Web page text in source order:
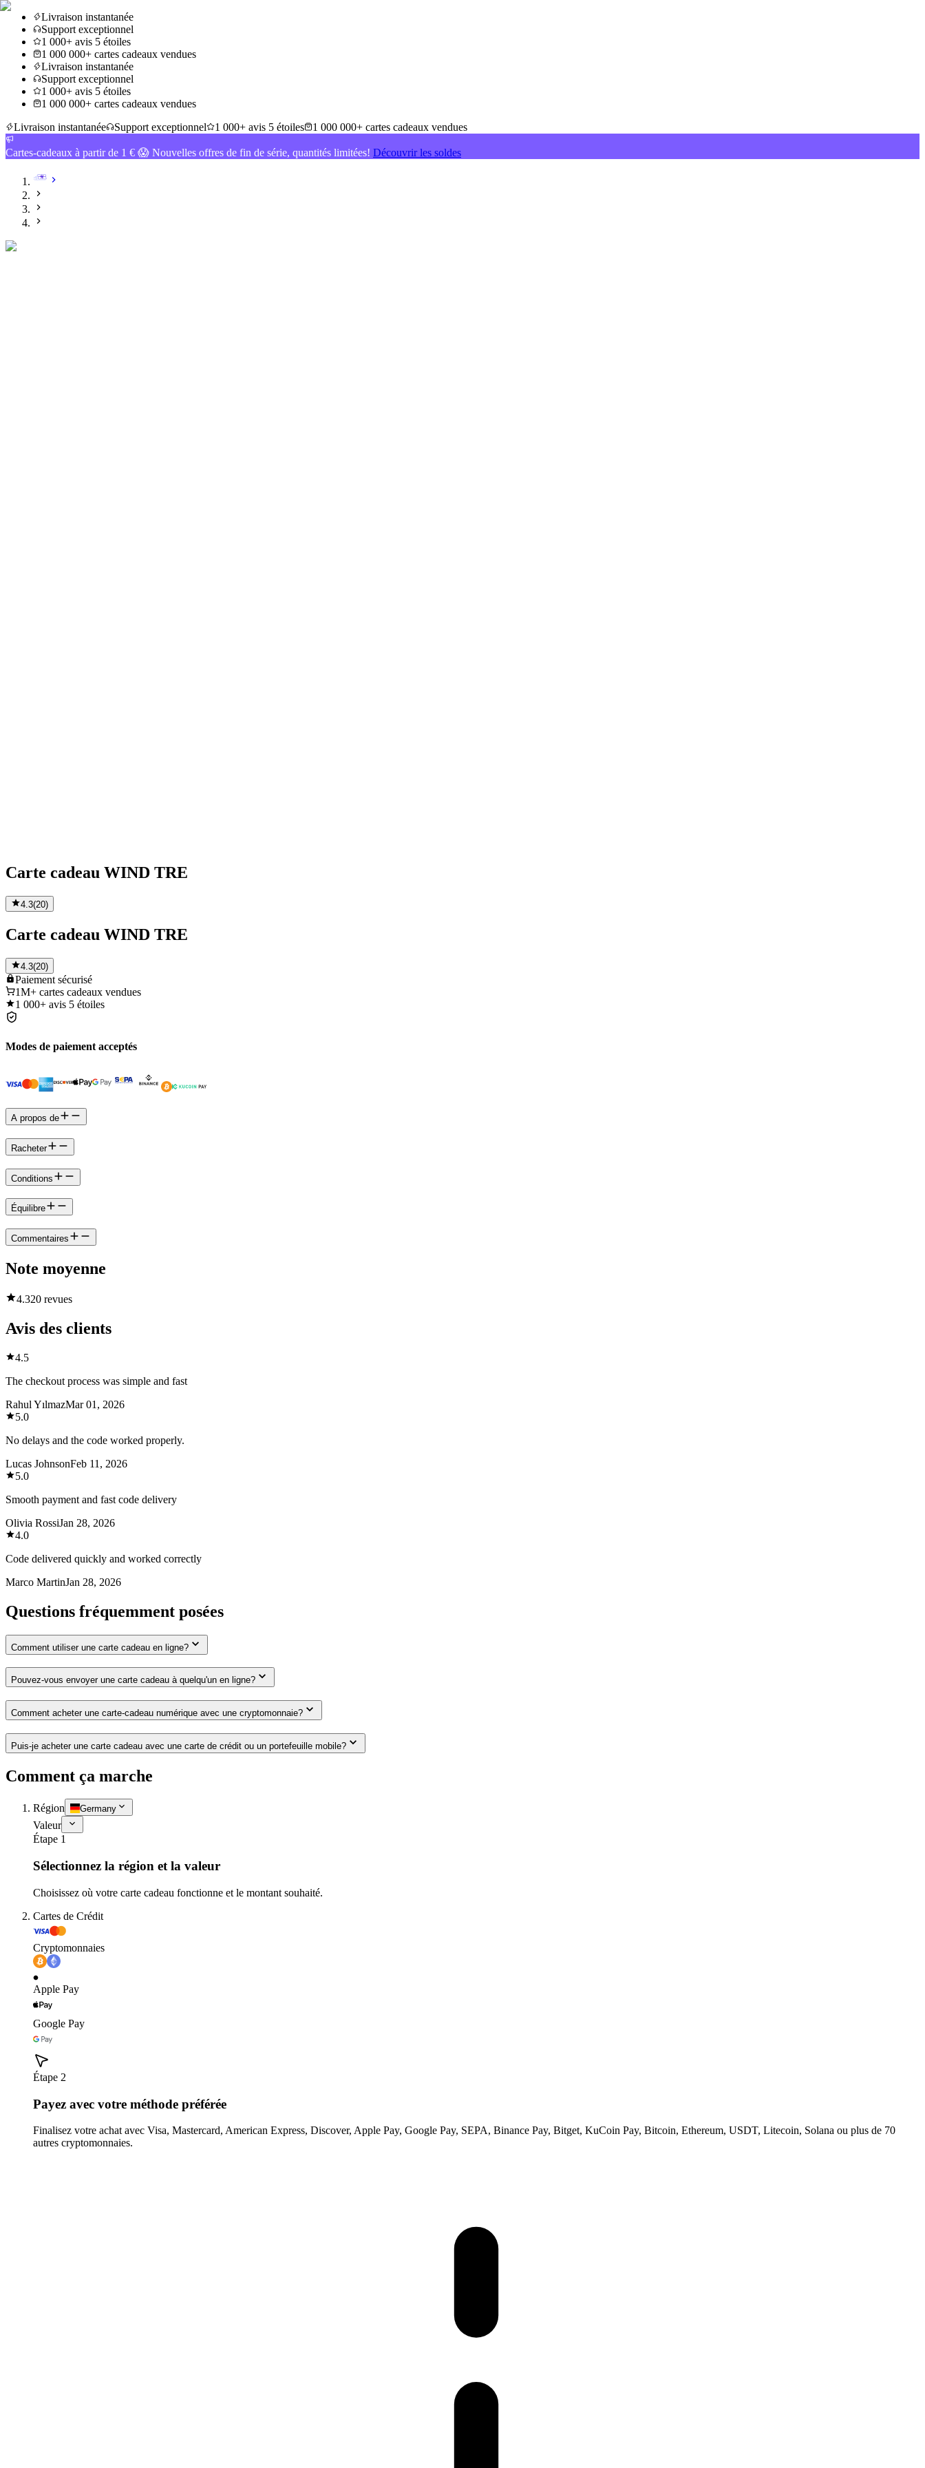
Livraison instantanée
Support exceptionnel
1 000+ avis 5 étoiles
1 000 000+ cartes cadeaux vendues
Livraison instantanée
Support exceptionnel
1 000+ avis 5 étoiles
1 000 000+ cartes cadeaux vendues
Livraison instantanée
Support exceptionnel 1 000+ avis 5 étoiles 1 000 000+ cartes cadeaux vendues
Cartes-cadeaux à partir de 1 € 😱 Nouvelles offres de fin de série, quantités limitées! Découvrir les soldes
Carte cadeau WIND TRE
4.3(20)
Carte cadeau WIND TRE
4.3(20)
Paiement sécurisé
1M+ cartes cadeaux vendues
1 000+ avis 5 étoiles
Modes de paiement acceptés
A propos de
Racheter
Conditions
Équilibre
Commentaires
Note moyenne
4.320 revues
Avis des clients
4.5
The checkout process was simple and fast
Rahul YılmazMar 01, 2026
5.0
No delays and the code worked properly.
Lucas JohnsonFeb 11, 2026
5.0
Smooth payment and fast code delivery
Olivia RossiJan 28, 2026
4.0
Code delivered quickly and worked correctly
Marco MartinJan 28, 2026
Questions fréquemment posées
Comment utiliser une carte cadeau en ligne?
Pouvez-vous envoyer une carte cadeau à quelqu'un en ligne?
Comment acheter une carte-cadeau numérique avec une cryptomonnaie?
Puis-je acheter une carte cadeau avec une carte de crédit ou un portefeuille mobile?
Comment ça marche
Région Germany
Valeur
Étape 1
Sélectionnez la région et la valeur
Choisissez où votre carte cadeau fonctionne et le montant souhaité.
Cartes de Crédit
Cryptomonnaies
Apple Pay
Google Pay
Étape 2
Payez avec votre méthode préférée
Finalisez votre achat avec Visa, Mastercard, American Express, Discover, Apple Pay, Google Pay, SEPA, Binance Pay, Bitget, KuCoin Pay, Bitcoin, Ethereum, USDT, Litecoin, Solana ou plus de 70
autres cryptomonnaies.